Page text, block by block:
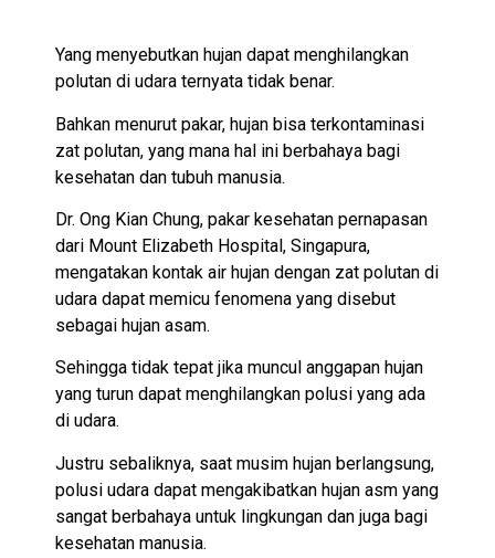
Yang menyebutkan hujan dapat menghilangkan
polutan di udara ternyata tidak benar.
Bahkan menurut pakar, hujan bisa terkontaminasi
zat polutan, yang mana hal ini berbahaya bagi
kesehatan dan tubuh manusia.
Dr. Ong Kian Chung, pakar kesehatan pernapasan
dari Mount Elizabeth Hospital, Singapura,
mengatakan kontak air hujan dengan zat polutan di
udara dapat memicu fenomena yang disebut
sebagai hujan asam.
Sehingga tidak tepat jika muncul anggapan hujan
yang turun dapat menghilangkan polusi yang ada
di udara.
Justru sebaliknya, saat musim hujan berlangsung,
polusi udara dapat mengakibatkan hujan asm yang
sangat berbahaya untuk lingkungan dan juga bagi
kesehatan manusia.